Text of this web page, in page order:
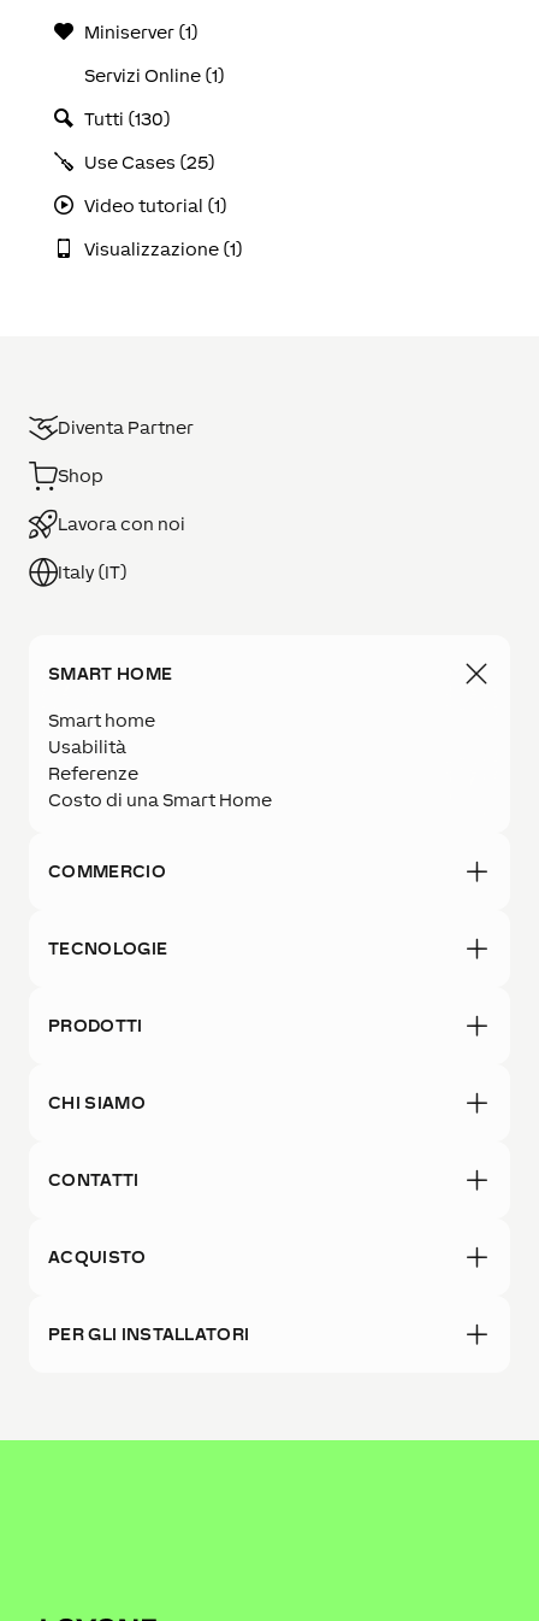
Miniserver (1)
Servizi Online (1)
Tutti (130)
Use Cases (25)
Video tutorial (1)
Visualizzazione (1)
Diventa Partner
Shop
Lavora con noi
Italy (IT)
SMART HOME
Smart home
Usabilità
Referenze
Costo di una Smart Home
COMMERCIO
TECNOLOGIE
PRODOTTI
CHI SIAMO
CONTATTI
ACQUISTO
PER GLI INSTALLATORI